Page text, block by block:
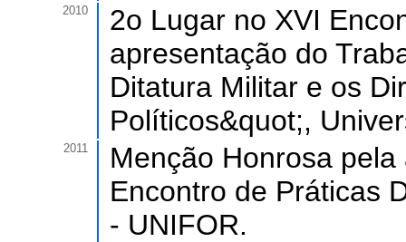
2010
2o Lugar no XVI
apresentação do
Ditatura Militar e os
Políticos&quot;,
2011
Menção Honrosa
Encontro de Práticas
- UNIFOR.